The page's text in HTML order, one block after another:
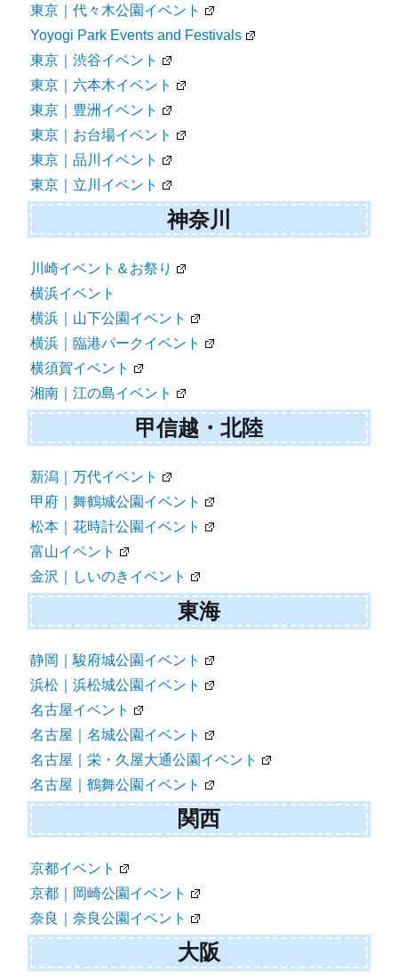
東京｜代々木公園イベント
Yoyogi Park Events and Festivals
東京｜渋谷イベント
東京｜六本木イベント
東京｜豊洲イベント
東京｜お台場イベント
東京｜品川イベント
東京｜立川イベント
神奈川
川崎イベント＆お祭り
横浜イベント
横浜｜山下公園イベント
横浜｜臨港パークイベント
横須賀イベント
湘南｜江の島イベント
甲信越・北陸
新潟｜万代イベント
甲府｜舞鶴城公園イベント
松本｜花時計公園イベント
富山イベント
金沢｜しいのきイベント
東海
静岡｜駿府城公園イベント
浜松｜浜松城公園イベント
名古屋イベント
名古屋｜名城公園イベント
名古屋｜栄・久屋大通公園イベント
名古屋｜鶴舞公園イベント
関西
京都イベント
京都｜岡崎公園イベント
奈良｜奈良公園イベント
大阪